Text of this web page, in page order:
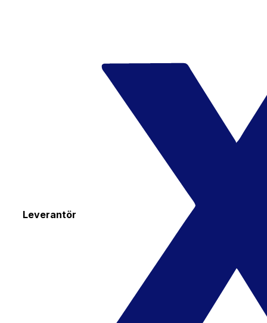
Leverantör